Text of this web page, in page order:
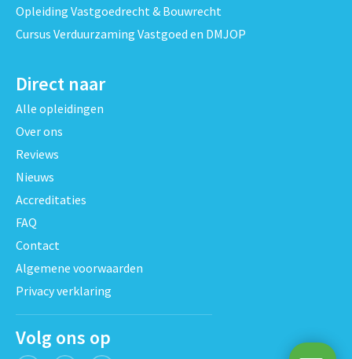
Opleiding Vastgoedrecht & Bouwrecht
Cursus Verduurzaming Vastgoed en DMJOP
Direct naar
Alle opleidingen
Over ons
Reviews
Nieuws
Accreditaties
FAQ
Contact
Algemene voorwaarden
Privacy verklaring
Volg ons op